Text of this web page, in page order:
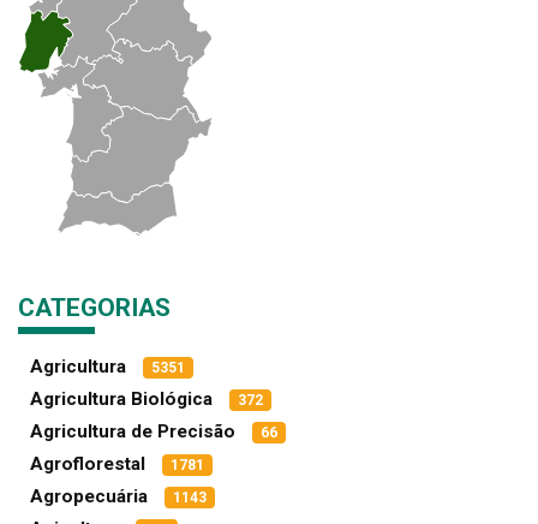
CATEGORIAS
Agricultura 5351
Agricultura Biológica 372
Agricultura de Precisão 66
Agroflorestal 1781
Agropecuária 1143